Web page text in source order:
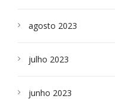
agosto 2023
julho 2023
junho 2023